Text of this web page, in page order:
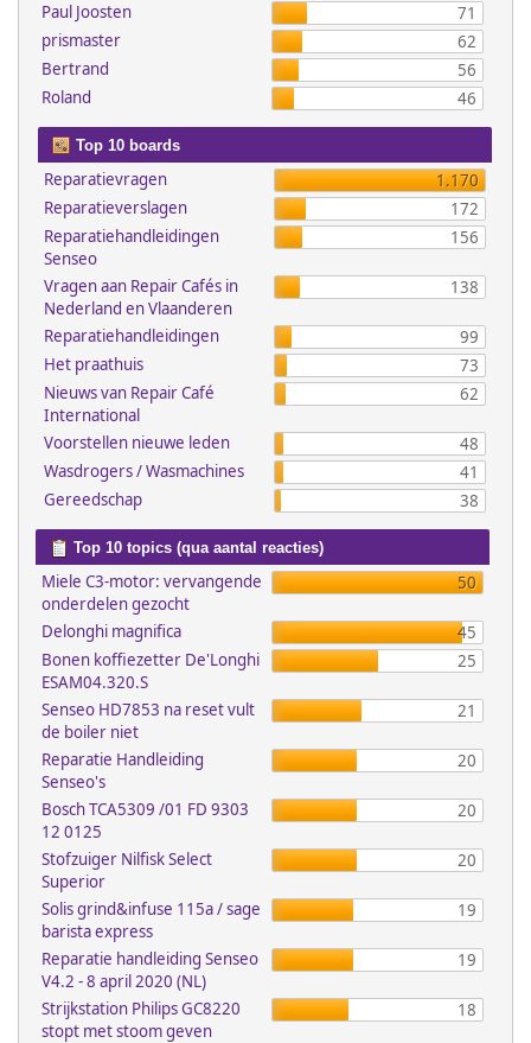
Paul Joosten
71
prismaster
62
Bertrand
56
Roland
46
Top 10 boards
Reparatievragen
1.170
Reparatieverslagen
172
Reparatiehandleidingen
Senseo
156
Vragen aan Repair Cafés in
Nederland en Vlaanderen
138
Reparatiehandleidingen
99
Het praathuis
73
Nieuws van Repair Café
International
62
Voorstellen nieuwe leden
48
Wasdrogers / Wasmachines
41
Gereedschap
38
Top 10 topics (qua aantal reacties)
Miele C3-motor: vervangende
onderdelen gezocht
50
Delonghi magnifica
45
Bonen koffiezetter De'Longhi
ESAM04.320.S
25
Senseo HD7853 na reset vult
de boiler niet
21
Reparatie Handleiding
Senseo's
20
Bosch TCA5309 /01 FD 9303
12 0125
20
Stofzuiger Nilfisk Select
Superior
20
Solis grind&infuse 115a / sage
barista express
19
Reparatie handleiding Senseo
V4.2 - 8 april 2020 (NL)
19
Strijkstation Philips GC8220
stopt met stoom geven
18